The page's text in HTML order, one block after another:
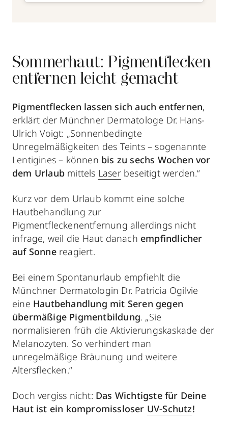
Sommerhaut: Pigmentflecken
entfernen leicht gemacht
Pigmentflecken lassen sich auch entfernen,
erklärt der Münchner Dermatologe Dr. Hans-
Ulrich Voigt: „Sonnenbedingte
Unregelmäßigkeiten des Teints – sogenannte
Lentigines – können bis zu sechs Wochen vor
dem Urlaub mittels Laserbeseitigt werden.“
Kurz vor dem Urlaub kommt eine solche
Hautbehandlung zur
Pigmentfleckenentfernung allerdings nicht
infrage, weil die Haut danach empfindlicher
auf Sonnereagiert.
Bei einem Spontanurlaub empfiehlt die
Münchner Dermatologin Dr. Patricia Ogilvie
eine Hautbehandlung mit Seren gegen
übermäßige Pigmentbildung. „Sie
normalisieren früh die Aktivierungskaskade der
Melanozyten. So verhindert man
unregelmäßige Bräunung und weitere
Altersflecken.“
Doch vergiss nicht: Das Wichtigste für Deine
Haut ist ein kompromissloser UV-Schutz!